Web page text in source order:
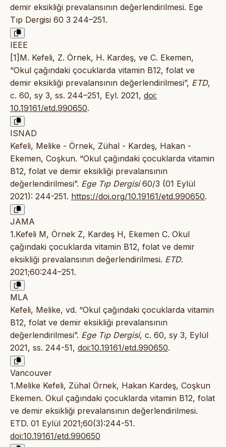
demir eksikliği prevalansının değerlendirilmesi. Ege
Tıp Dergisi 60 3 244–251.
IEEE
[1]M. Kefeli, Z. Örnek, H. Kardeş, ve C. Ekemen,
“Okul çağındaki çocuklarda vitamin B12, folat ve
demir eksikliği prevalansının değerlendirilmesi”, ETD,
c. 60, sy 3, ss. 244–251, Eyl. 2021, doi:
10.19161/etd.990650.
ISNAD
Kefeli, Melike - Örnek, Zühal - Kardeş, Hakan -
Ekemen, Coşkun. “Okul çağındaki çocuklarda vitamin
B12, folat ve demir eksikliği prevalansının
değerlendirilmesi”. Ege Tıp Dergisi60/3 (01 Eylül
2021): 244-251. https://doi.org/10.19161/etd.990650.
JAMA
1.Kefeli M, Örnek Z, Kardeş H, Ekemen C. Okul
çağındaki çocuklarda vitamin B12, folat ve demir
eksikliği prevalansının değerlendirilmesi. ETD.
2021;60:244–251.
MLA
Kefeli, Melike, vd. “Okul çağındaki çocuklarda vitamin
B12, folat ve demir eksikliği prevalansının
değerlendirilmesi”. Ege Tıp Dergisi, c. 60, sy 3, Eylül
2021, ss. 244-51, doi:10.19161/etd.990650.
Vancouver
1.Melike Kefeli, Zühal Örnek, Hakan Kardeş, Coşkun
Ekemen. Okul çağındaki çocuklarda vitamin B12, folat
ve demir eksikliği prevalansının değerlendirilmesi.
ETD. 01 Eylül 2021;60(3):244-51.
doi:10.19161/etd.990650